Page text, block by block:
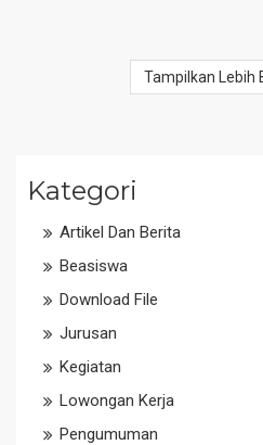
Tampilkan Lebih
Kategori
Artikel Dan Berita
Beasiswa
Download File
Jurusan
Kegiatan
Lowongan Kerja
Pengumuman